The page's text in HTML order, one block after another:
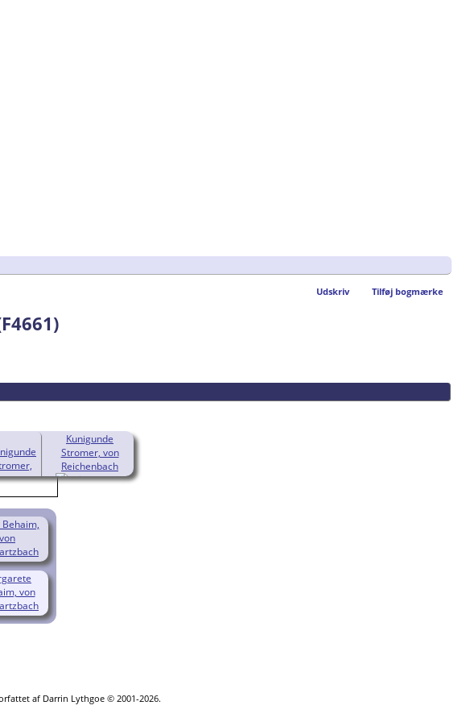
Udskriv Tilføj bogmærke
Kunigunde
Stromer, von
Reichenbach
(1332-
Behaim,
von
(1356-
von
(1358- )
af Darrin Lythgoe © 2001-2026.